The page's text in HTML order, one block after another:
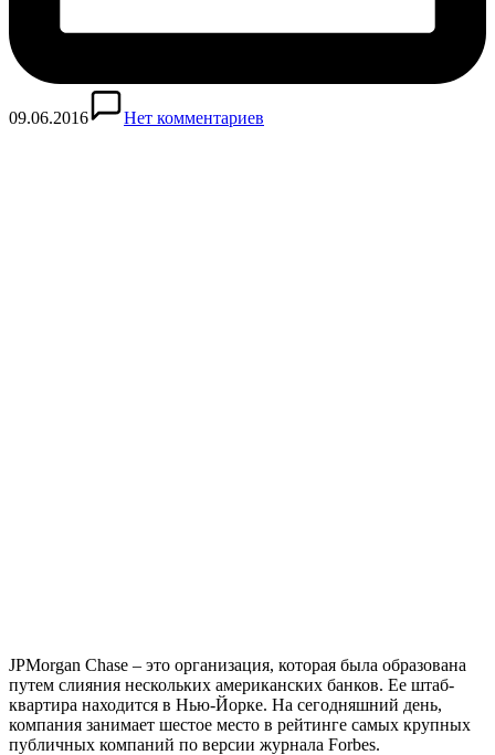
09.06.2016 Нет комментариев
JPMorgan Chase – это организация, которая была образована
путем слияния нескольких американских банков. Ее штаб-
квартира находится в Нью-Йорке. На сегодняшний день,
компания занимает шестое место в рейтинге самых крупных
публичных компаний по версии журнала Forbes.